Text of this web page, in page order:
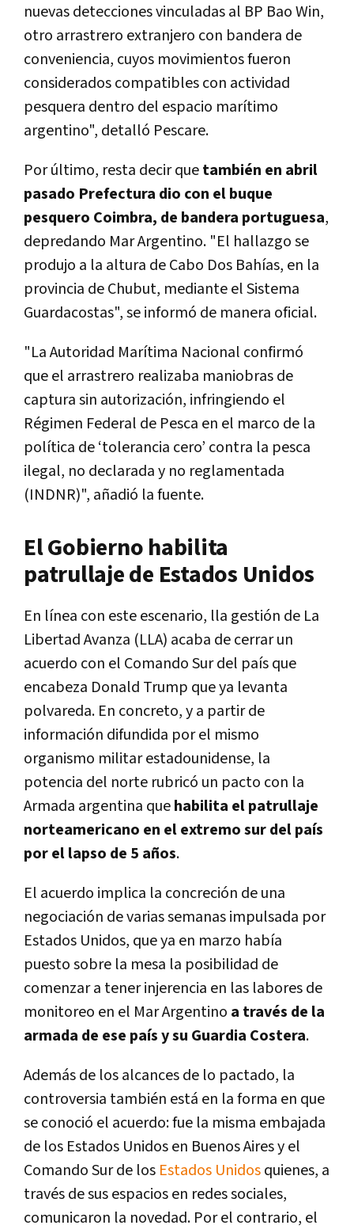
nuevas detecciones vinculadas al BP Bao Win,
otro arrastrero extranjero con bandera de
conveniencia, cuyos movimientos fueron
considerados compatibles con actividad
pesquera dentro del espacio marítimo
argentino", detalló Pescare.
Por último, resta decir quetambién en abril
pasado Prefectura dio con el buque
pesquero Coimbra, de bandera portuguesa,
depredando Mar Argentino. "El hallazgo se
produjo a la altura de Cabo Dos Bahías, en la
provincia de Chubut, mediante el Sistema
Guardacostas", se informó de manera oficial.
"La Autoridad Marítima Nacional confirmó
que el arrastrero realizaba maniobras de
captura sin autorización, infringiendo el
Régimen Federal de Pesca en el marco de la
política de ‘tolerancia cero’ contra la pesca
ilegal, no declarada y no reglamentada
(INDNR)", añadió la fuente.
El Gobierno habilita
patrullaje de Estados Unidos
En línea con este escenario, lla gestión de La
Libertad Avanza (LLA) acaba de cerrar un
acuerdo con el Comando Sur del país que
encabeza Donald Trump que ya levanta
polvareda. En concreto, y a partir de
información difundida por el mismo
organismo militar estadounidense, la
potencia del norte rubricó un pacto con la
Armada argentina quehabilita el patrullaje
norteamericano en el extremo sur del país
por el lapso de 5 años.
El acuerdo implica la concreción de una
negociación de varias semanas impulsada por
Estados Unidos, que ya en marzo había
puesto sobre la mesa la posibilidad de
comenzar a tener injerencia en las labores de
monitoreo en el Mar Argentino a través de la
armada de ese país y su Guardia Costera.
Además de los alcances de lo pactado, la
controversia también está en la forma en que
se conoció el acuerdo: fue la misma embajada
de los Estados Unidos en Buenos Aires y el
Comando Sur de los Estados Unidosquienes, a
través de sus espacios en redes sociales,
comunicaron la novedad. Por el contrario, el